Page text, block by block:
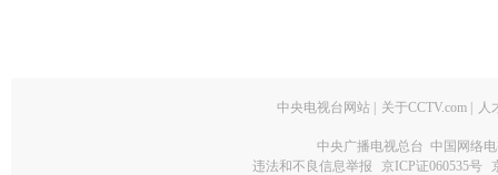
中央电视台网站 关于CCTV.com 人
中央广播电视总台 中国网络
违法和不良信息举报
京ICP证060535号